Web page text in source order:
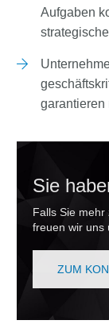
Aufgaben
garantieren
Sie
Falls Sie mehr
freuen wir uns
ZUM